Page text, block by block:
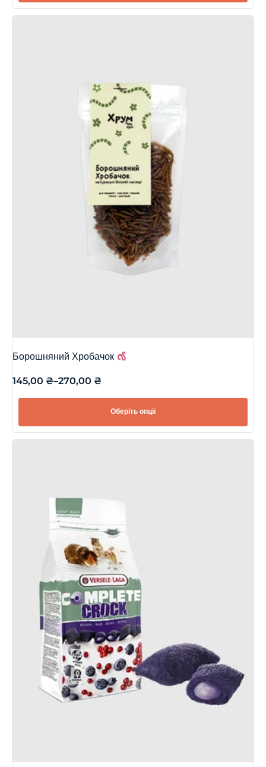
Борошняний Хробачок
145,00 ₴–270,00 ₴
Оберіть опції